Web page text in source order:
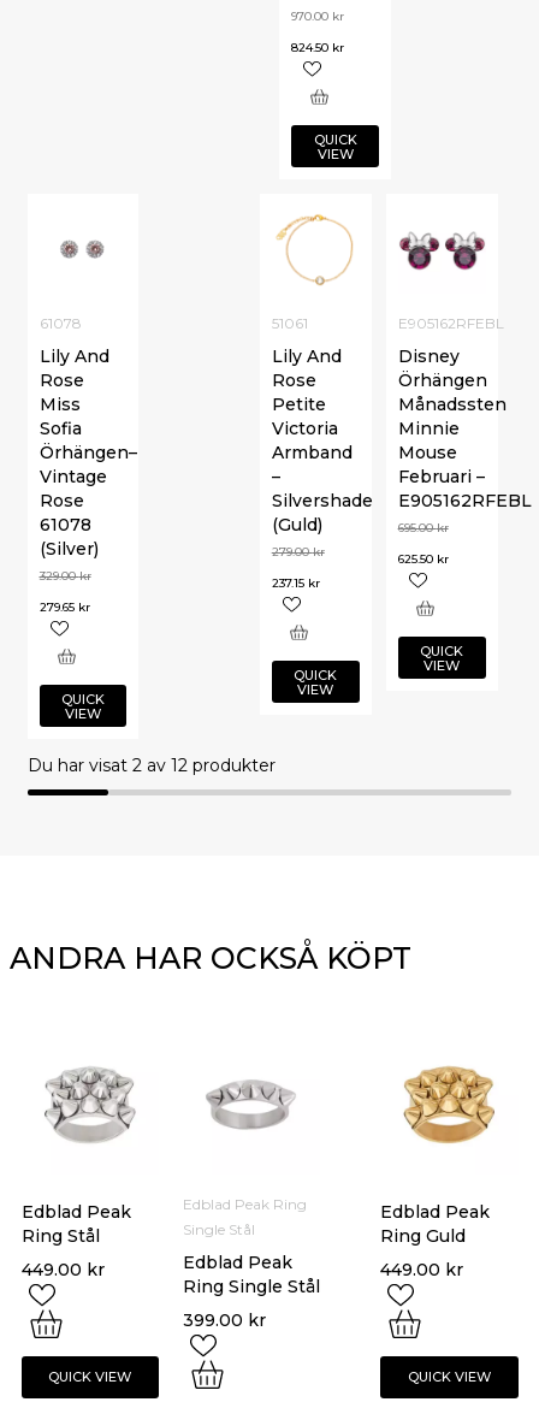
970.00 kr
824.50 kr
QUICK
VIEW
E905162RFEBL
Disney
Örhängen
Månadssten
Minnie
Mouse
Februari –
E905162RFEBL
695.00kr
625.50 kr
QUICK
VIEW
61078
Lily And
Rose
Miss
Sofia
Örhängen–
Vintage
Rose
61078
(Silver)
329.00kr
279.65 kr
QUICK
VIEW
51061
Lily And
Rose
Petite
Victoria
Armband
–
Silvershade
(Guld)
279.00kr
237.15 kr
QUICK
VIEW
Du har visat 2av 12 produkter
ANDRA HAR OCKSÅ KÖPT
Edblad Peak
Ring Stål
449.00 kr
QUICK VIEW
Edblad Peak
Ring Guld
449.00 kr
QUICK VIEW
Edblad Peak Ring
Single Stål
Edblad Peak
Ring Single Stål
399.00 kr